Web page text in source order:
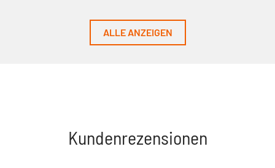
ALLE ANZEIGEN
Kundenrezensionen